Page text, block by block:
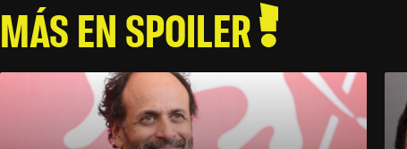
MÁS EN SPOILER